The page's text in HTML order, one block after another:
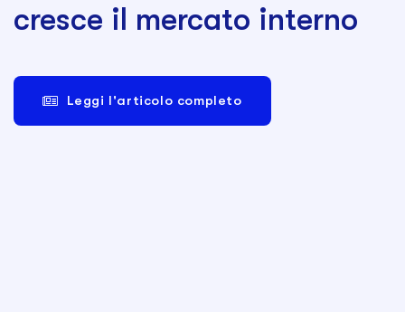
cresce il mercato interno
Leggi l'articolo completo